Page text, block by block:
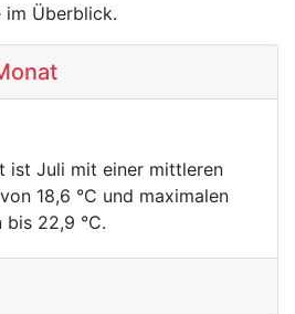
im Überblick.
ist Juli mit einer mittleren
18,6 °C und maximalen
bis 22,9 °C.